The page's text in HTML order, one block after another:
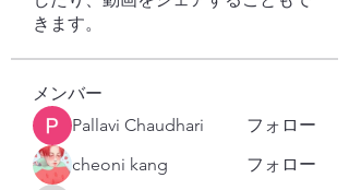
きます。
メンバー
Pallavi Chaudhari
フォロー
cheoni kang
フォロー